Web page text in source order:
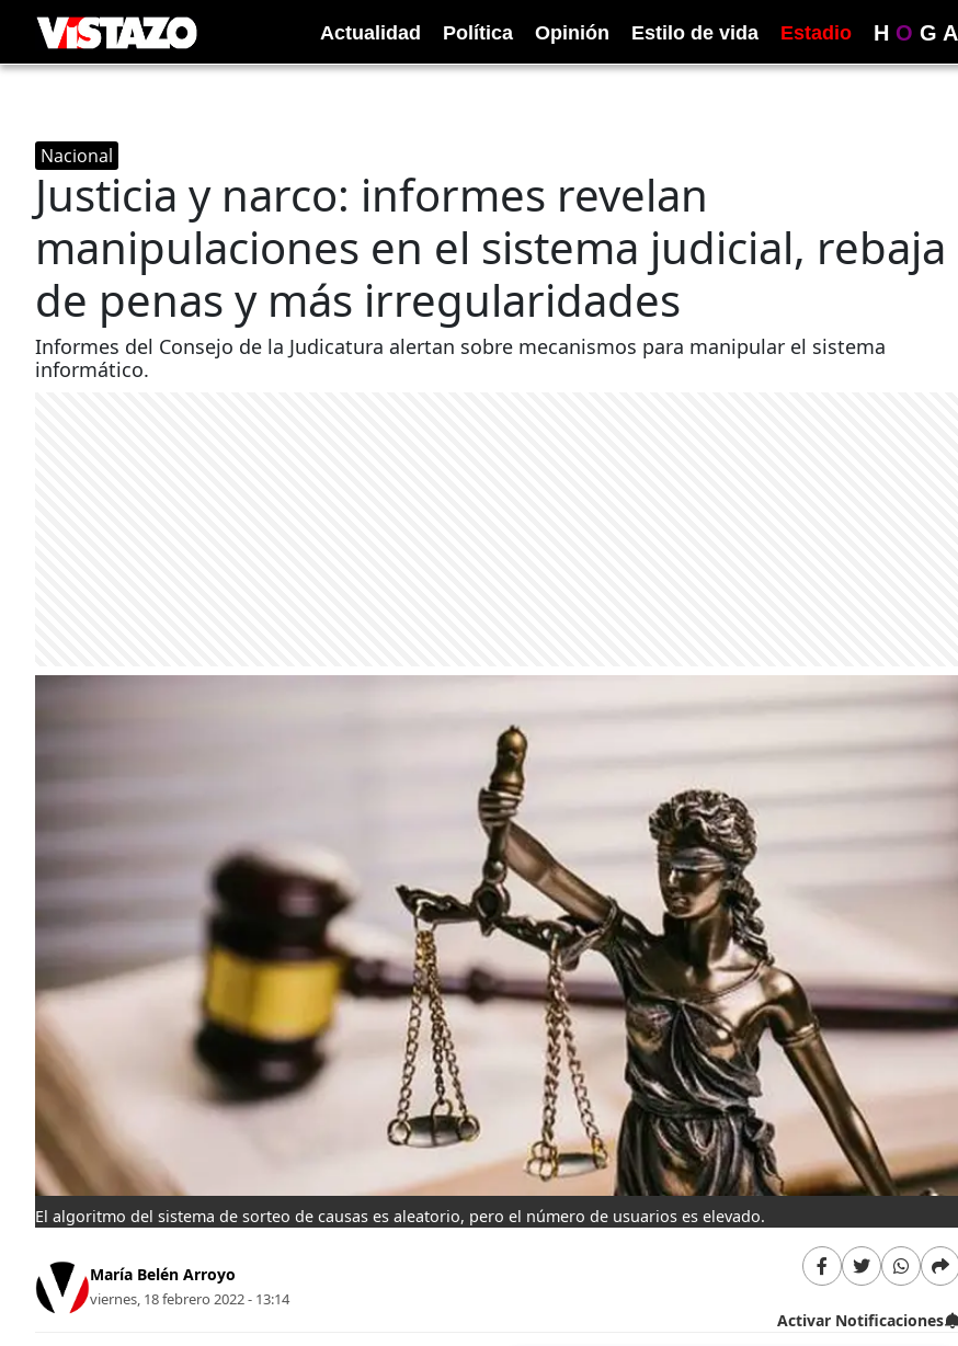
Actualidad Política Opinión Estilo de vida Estadio H O G A
Nacional
Justicia y narco: informes revelan
manipulaciones en el sistema judicial, rebaja
de penas y más irregularidades
Informes del Consejo de la Judicatura alertan sobre mecanismos para manipular el sistema
informático.
El algoritmo del sistema de sorteo de causas es aleatorio, pero el número de usuarios es elevado.
María Belén Arroyo
viernes, 18 febrero 2022 - 13:14
Activar Notificaciones